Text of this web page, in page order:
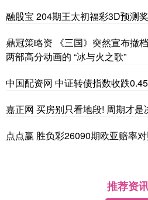
融股宝 204期王太初福彩3D预测
鼎冠策略资 《三国》突然宣布撤
两部高分动画的 “冰与火之歌”
中国配资网 中证转债指数收跌
嘉正网 买房别只看地段! 周期才是
点点赢 胜负彩26090期欧亚赔率
推荐资